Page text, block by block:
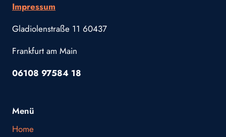
Impressum
Gladiolenstraße 11 60437
Frankfurt am Main
06108 97584 18
Menü
Home